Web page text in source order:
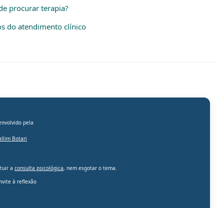
procurar terapia?
do atendimento clínico
pela
Botari
a consulta psicológica, nem esgotar o tema.
à reflexão